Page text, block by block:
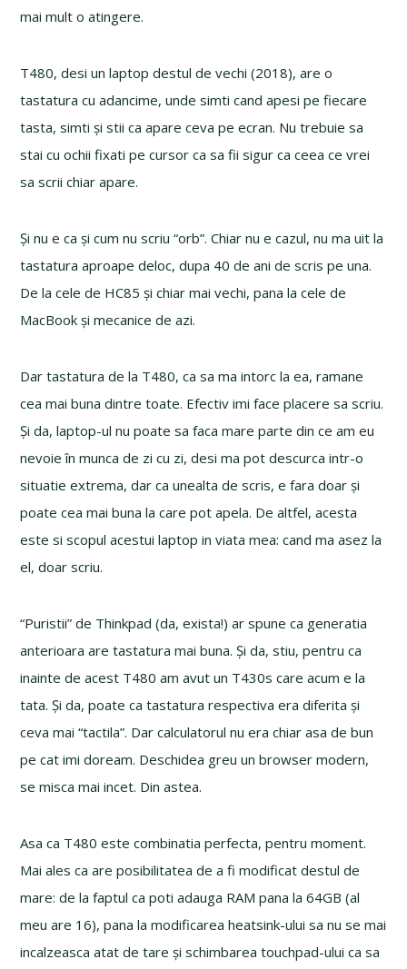
mai mult o atingere.
T480, desi un laptop destul de vechi (2018), are o
tastatura cu adancime, unde simti cand apesi pe fiecare
tasta, simti și stii ca apare ceva pe ecran. Nu trebuie sa
stai cu ochii fixati pe cursor ca sa fii sigur ca ceea ce vrei
sa scrii chiar apare.
Și nu e ca și cum nu scriu “orb”. Chiar nu e cazul, nu ma uit la
tastatura aproape deloc, dupa 40 de ani de scris pe una.
De la cele de HC85 și chiar mai vechi, pana la cele de
MacBook și mecanice de azi.
Dar tastatura de la T480, ca sa ma intorc la ea, ramane
cea mai buna dintre toate. Efectiv imi face placere sa scriu.
Și da, laptop-ul nu poate sa faca mare parte din ce am eu
nevoie în munca de zi cu zi, desi ma pot descurca intr-o
situatie extrema, dar ca unealta de scris, e fara doar și
poate cea mai buna la care pot apela. De altfel, acesta
este si scopul acestui laptop in viata mea: cand ma asez la
el, doar scriu.
“Puristii” de Thinkpad (da, exista!) ar spune ca generatia
anterioara are tastatura mai buna. Și da, stiu, pentru ca
inainte de acest T480 am avut un T430s care acum e la
tata. Și da, poate ca tastatura respectiva era diferita și
ceva mai “tactila”. Dar calculatorul nu era chiar asa de bun
pe cat imi doream. Deschidea greu un browser modern,
se misca mai incet. Din astea.
Asa ca T480 este combinatia perfecta, pentru moment.
Mai ales ca are posibilitatea de a fi modificat destul de
mare: de la faptul ca poti adauga RAM pana la 64GB (al
meu are 16), pana la modificarea heatsink-ului sa nu se mai
incalzeasca atat de tare și schimbarea touchpad-ului ca sa